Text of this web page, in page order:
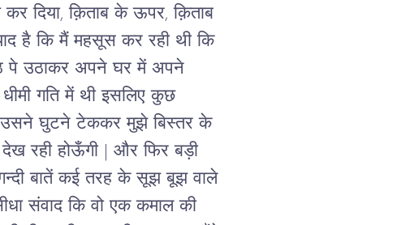
दिया, क़िताब के ऊपर, क़िताब
है कि मैं महसूस कर रही थी कि
पे उठाकर अपने घर में अपने
गति में थी इसलिए कुछ
उसने घुटने टेककर मुझे बिस्तर के
रही होऊँगी | और फिर बड़ी
बातें कई तरह के सूझ बूझ वाले
संवाद कि वो एक कमाल की